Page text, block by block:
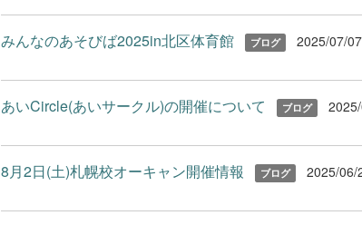
みんなのあそびば2025in北区体育館 ブログ 2025/07/07
あいCircle(あいサークル)の開催について ブログ
8月2日(土)札幌校オーキャン開催情報 ブログ 2025/06/